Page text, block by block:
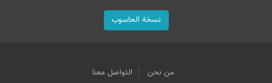
نسخة الحاسوب
من نحن التواصل معنا